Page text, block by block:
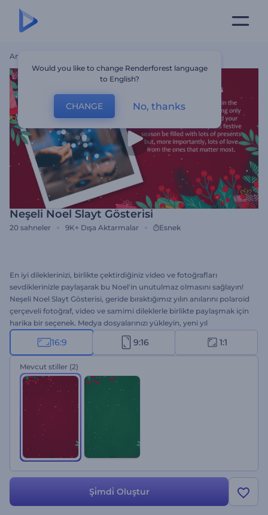
Ana Sayfa
Neşeli Noel Slayt Gösterisi
20 sahneler 9K+ Dışa Aktarmalar Esnek
En iyi dileklerinizi, birlikte çektirdiğiniz video ve fotoğrafları
sevdiklerinizle paylaşarak bu Noel'in unutulmaz olmasını sağlayın!
Neşeli Noel Slayt Gösterisi, geride bıraktığımız yılın anılarını polaroid
çerçeveli fotoğraf, video ve samimi dileklerle birlikte paylaşmak için
harika bir seçenek. Medya dosyalarınızı yükleyin, yeni yıl
mesajlarınızı girin, gerekirse logo dosyanızı ekleyin ve
kişiselleştirilmiş Noel slayt gösterinizi dakikalar içinde elde edin. Son
bir yılın anılarını en yaratıcı şekilde hatırlatmak için hemen harekete
geçin. Şimdi deneyin!
16:9 9:16 1:1
Mevcut stiller (2)
Şi̇mdi̇ Oluştur
Would you like to change Renderforest language
to English?
CHANGE No, thanks